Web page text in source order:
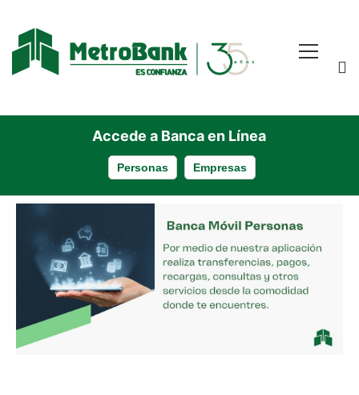
Accede a Banca en Línea
Personas Empresas
Banca
Móvil